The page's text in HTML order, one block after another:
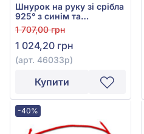
Шнурок на руку зі срібла
925° з синім та
червоним фіанітом/
куб.цирконієм і
текстилем, арт. 46033р
1 707,00 грн
1 024,20 грн
(арт. 46033р)
Купити
-40%